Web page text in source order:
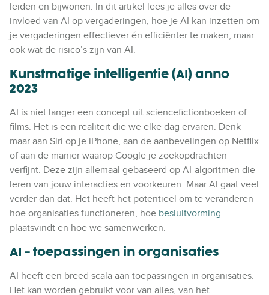
leiden en bijwonen. In dit artikel lees je alles over de
invloed van AI op vergaderingen, hoe je AI kan inzetten om
je vergaderingen effectiever én efficiënter te maken, maar
ook wat de risico’s zijn van AI.
Kunstmatige intelligentie (AI) anno
2023
AI is niet langer een concept uit sciencefictionboeken of
films. Het is een realiteit die we elke dag ervaren. Denk
maar aan Siri op je iPhone, aan de aanbevelingen op Netflix
of aan de manier waarop Google je zoekopdrachten
verfijnt. Deze zijn allemaal gebaseerd op AI-algoritmen die
leren van jouw interacties en voorkeuren. Maar AI gaat veel
verder dan dat. Het heeft het potentieel om te veranderen
hoe organisaties functioneren, hoe besluitvorming
plaatsvindt en hoe we samenwerken.
AI - toepassingen in organisaties
AI heeft een breed scala aan toepassingen in organisaties.
Het kan worden gebruikt voor van alles, van het